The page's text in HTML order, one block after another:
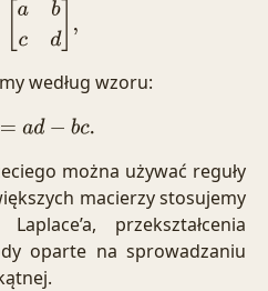
b ],
według wzoru:
A= ad− bc .
można używać reguły
macierzy stosujemy
przekształcenia
oparte na sprowadzaniu